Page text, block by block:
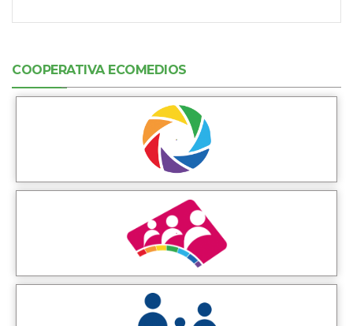
COOPERATIVA ECOMEDIOS